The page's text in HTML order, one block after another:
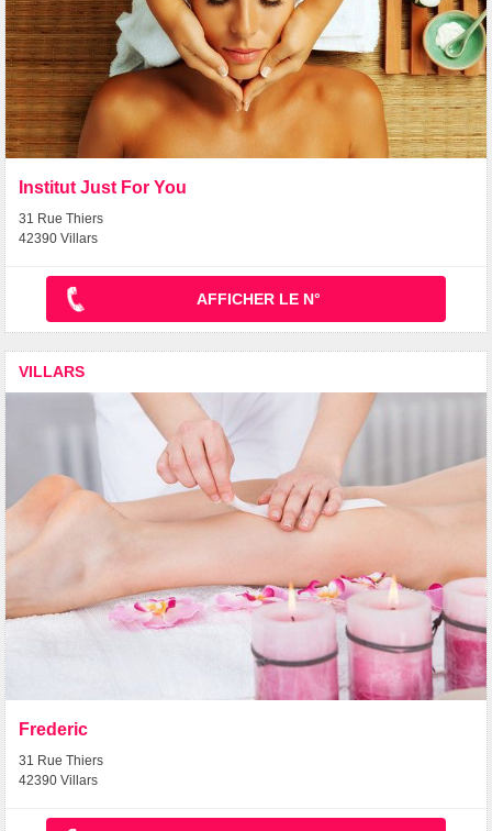
Institut Just For You
31 Rue Thiers
42390 Villars
AFFICHER LE N°
VILLARS
Frederic
31 Rue Thiers
42390 Villars